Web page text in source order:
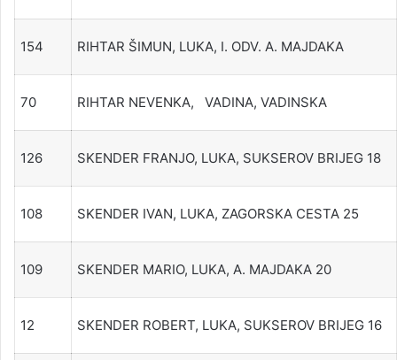
154 RIHTAR ŠIMUN, LUKA, I. ODV. A. MAJDAKA
70 RIHTAR NEVENKA, VADINA, VADINSKA
126 SKENDER FRANJO, LUKA, SUKSEROV BRIJEG 18
108 SKENDER IVAN, LUKA, ZAGORSKA CESTA 25
109 SKENDER MARIO, LUKA, A. MAJDAKA 20
12 SKENDER ROBERT, LUKA, SUKSEROV BRIJEG 16